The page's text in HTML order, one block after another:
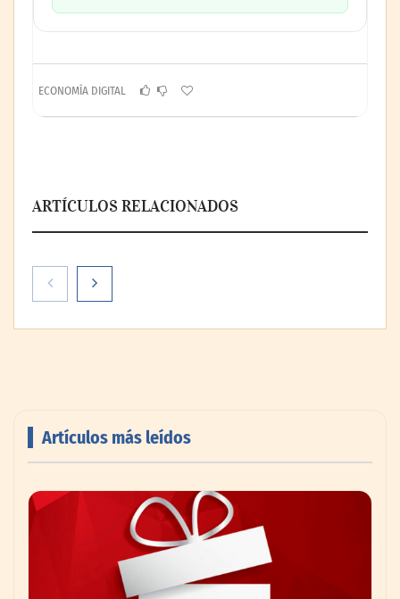
ECONOMÍA DIGITAL
ARTÍCULOS RELACIONADOS
impulsando la colaboración en el sector
Artículos más leídos